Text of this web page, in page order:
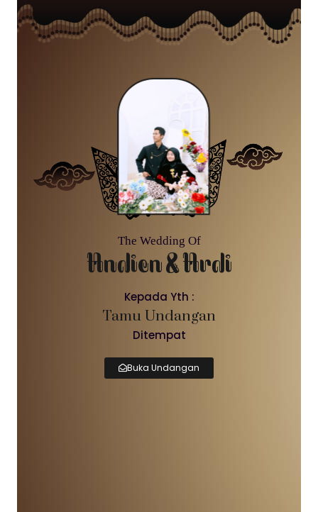
The Wedding Of
Andien & Ardi
Kepada Yth :
Tamu Undangan
Ditempat
Buka Undangan